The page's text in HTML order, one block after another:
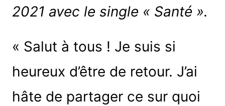
2021 avec le single « Santé ».
« Salut à tous ! Je suis si
heureux d’être de retour. J’ai
hâte de partager ce sur quoi